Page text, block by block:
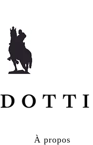
À propos